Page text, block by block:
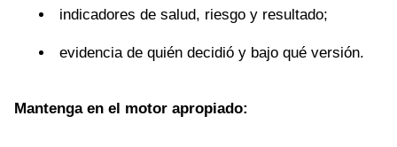
indicadores de salud, riesgo y resultado;
evidencia de quién decidió y bajo qué versión.
Mantenga en el motor apropiado: